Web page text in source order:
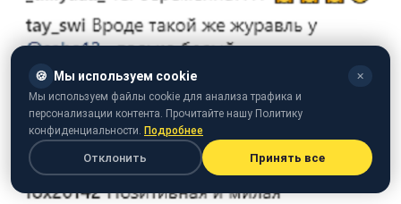
🍪 Мы используем cookie ✕
Мы используем файлы cookie для анализа трафика и
персонализации контента. Прочитайте нашу Политику
конфиденциальности. Подробнее
Отклонить Принять все